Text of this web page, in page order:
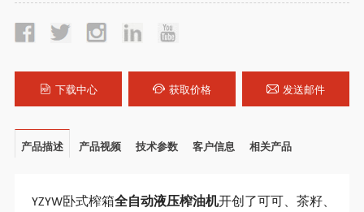
下载中心 获取价格 发送邮件
产品描述 产品视频 技术参数 客户信息 相关产品
YZYW卧式榨箱全自动液压榨油机开创了可可、茶籽、